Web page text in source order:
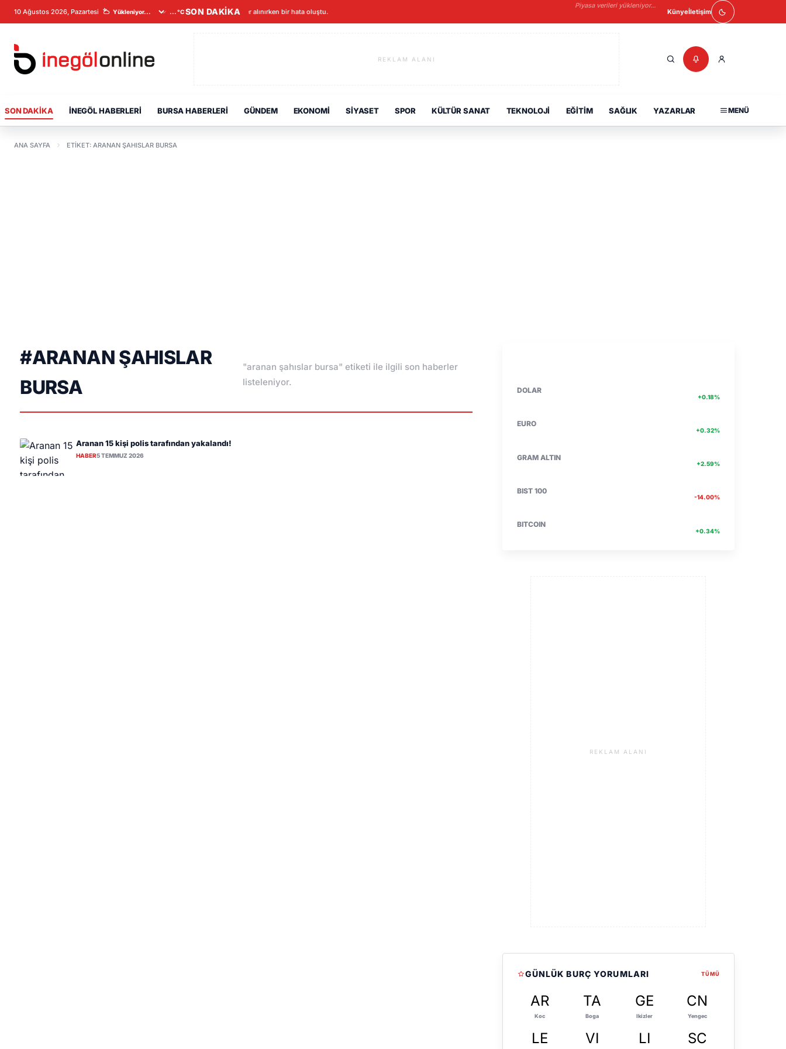
10 Ağustos 2026, Pazartesi ...°CSON DAKİKAVeriler alınırken bir hata oluştu.
Piyasa verileri yükleniyor...
Künyeİletişim
REKLAM ALANI
SON DAKIKA İNEGÖL HABERLERI BURSA HABERLERI GÜNDEM EKONOMI SIYASET SPOR KÜLTÜR SANAT TEKNOLOJI EĞITIM SAĞLIK YAZARLAR MENÜ
ANA SAYFA ETIKET: ARANAN ŞAHISLAR BURSA
#ARANAN ŞAHISLAR
BURSA
"aranan şahıslar bursa" etiketi ile ilgili son haberler
listeleniyor.
Aranan 15 kişi polis tarafından yakalandı!
HABER5 TEMMUZ 2026
DOLAR
+0.18%
EURO
+0.32%
GRAM ALTIN
+2.59%
BIST 100
-14.00%
BITCOIN
+0.34%
REKLAM ALANI
GÜNLÜK BURÇ YORUMLARI TÜMÜ
AR
Koc
TA
Boga
GE
Ikizler
CN
Yengec
LE VI LI SC